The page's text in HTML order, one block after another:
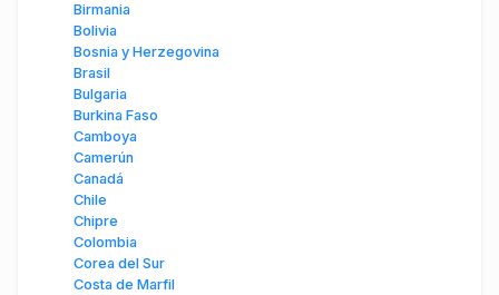
Birmania
Bolivia
Bosnia y Herzegovina
Brasil
Bulgaria
Burkina Faso
Camboya
Camerún
Canadá
Chile
Chipre
Colombia
Corea del Sur
Costa de Marfil